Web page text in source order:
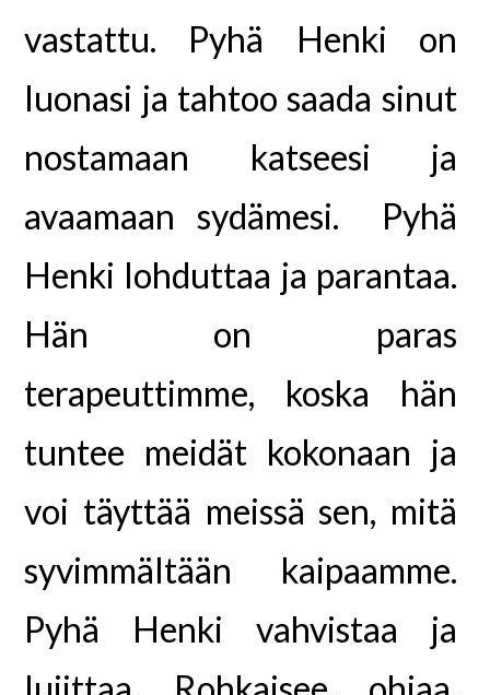
vastattu. Pyhä Henki on
luonasi ja tahtoo saada sinut
nostamaan katseesi ja
avaamaan sydämesi. Pyhä
Henki lohduttaa ja parantaa.
Hän on paras
terapeuttimme, koska hän
tuntee meidät kokonaan ja
voi täyttää meissä sen, mitä
syvimmältään kaipaamme.
Pyhä Henki vahvistaa ja